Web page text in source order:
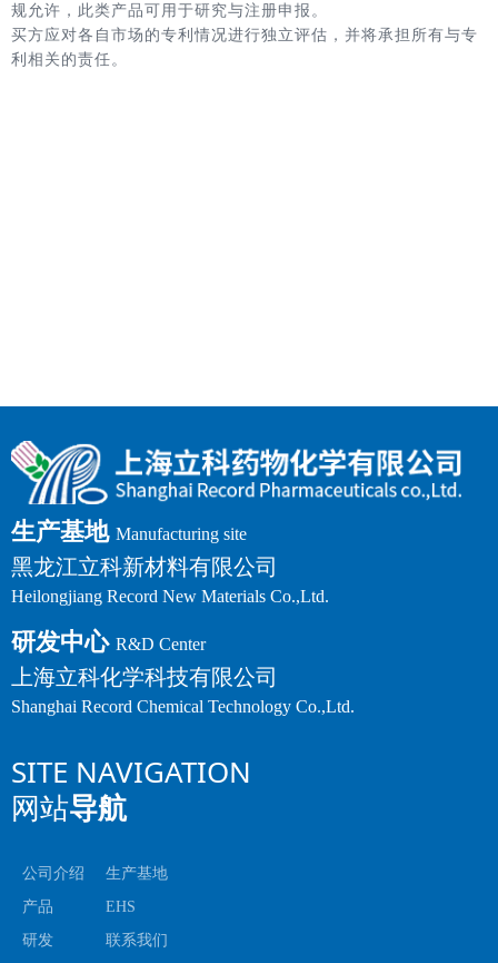
规允许，此类产品可用于研究与注册申报。
买方应对各自市场的专利情况进行独立评估，并将承担所有与专
利相关的责任。
公司介绍
产品
研发
生产基地
EHS
联系我们
SITE NAVIGATION
网站导航
生产基地 Manufacturing site
黑龙江立科新材料有限公司
Heilongjiang Record New Materials Co.,Ltd.
研发中心 R&D Center
上海立科化学科技有限公司
Shanghai Record Chemical Technology Co.,Ltd.